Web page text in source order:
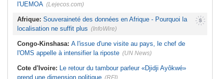
l'UEMOA (Lejecos.com)
Afrique: Souveraineté des données en Afrique - Pourquoi la
localisation ne suffit plus (InfoWire)
Congo-Kinshasa: A l'issue d'une visite au pays, le chef de
l'OMS appelle à intensifier la riposte (UN News)
Cote d'Ivoire: Le retour du tambour parleur «Djidji Ayôkwé»
prend une dimension politique (RFI)